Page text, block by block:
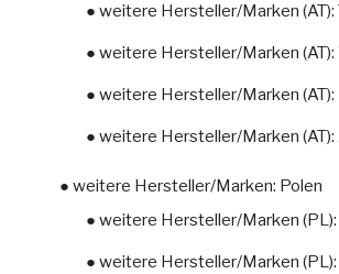
● weitere Hersteller/Marken (AT):
● weitere Hersteller/Marken (AT):
● weitere Hersteller/Marken (AT):
● weitere Hersteller/Marken (AT):
● weitere Hersteller/Marken: Polen
● weitere Hersteller/Marken (PL):
● weitere Hersteller/Marken (PL):